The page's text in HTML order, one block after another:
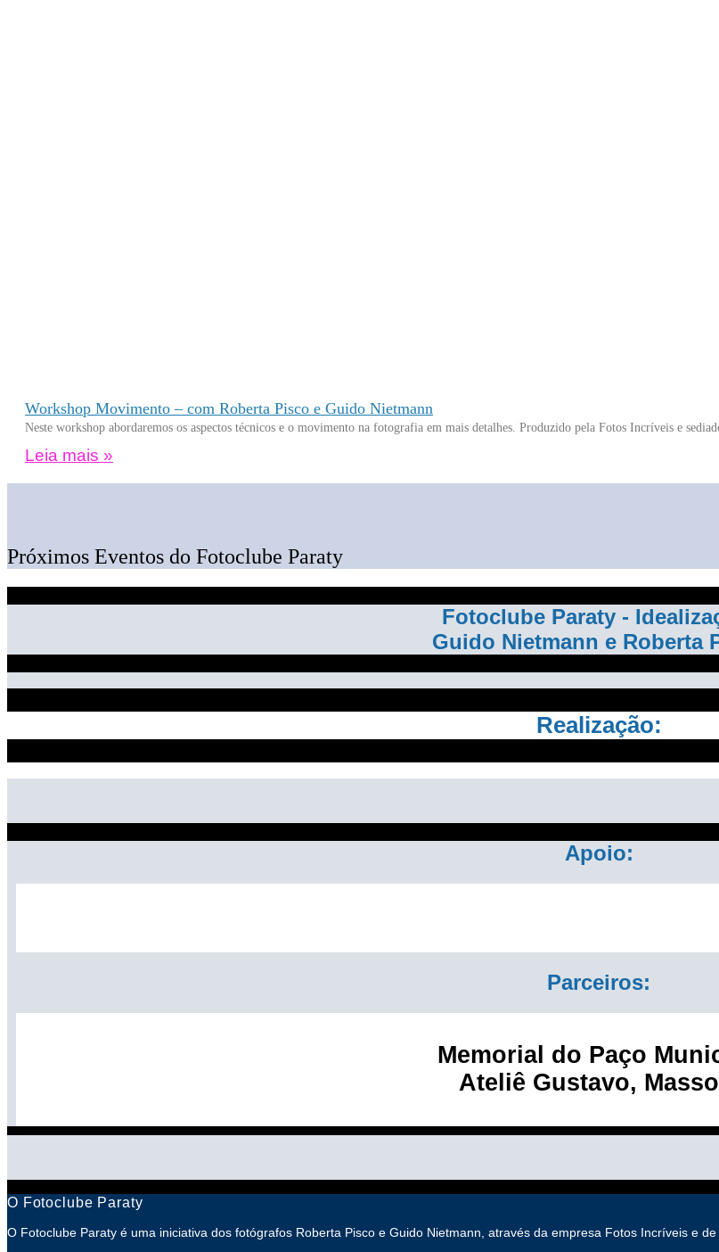
Workshop Movimento – com Roberta Pisco e Guido Nietmann
Neste workshop abordaremos os aspectos técnicos e o movimento na fotografia em mais detalhes. Produzido pela Fotos Incríveis e
Leia mais »
Próximos Eventos do Fotoclube Paraty
Fotoclube Paraty -
Guido Nietmann e Roberta
Realização:
Apoio:
Parceiros:
Memorial do Paço
Ateliê Gustavo,
O Fotoclube Paraty
O Fotoclube Paraty é uma iniciativa dos fotógrafos Roberta Pisco e Guido Nietmann, através da empresa Fotos Incríveis e